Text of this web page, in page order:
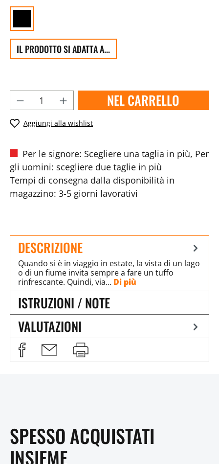
IL PRODOTTO SI ADATTA A...
NEL CARRELLO
Aggiungi alla wishlist
Per le signore: Scegliere una taglia in più, Per
gli uomini: scegliere due taglie in più
Tempi di consegna dalla disponibilità in
magazzino: 3-5 giorni lavorativi
DESCRIZIONE
Quando si è in viaggio in estate, la vista di un lago
o di un fiume invita sempre a fare un tuffo
rinfrescante. Quindi, via… Di più
ISTRUZIONI / NOTE
VALUTAZIONI
SPESSO ACQUISTATI
INSIEME